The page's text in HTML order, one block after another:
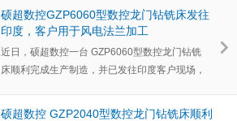
硕超数控GZP6060型数控龙门钻铣床发往
印度，客户用于风电法兰加工
近日，硕超数控一台 GZP6060型数控龙门钻铣
床顺利完成生产制造，并已发往印度客户现场，
硕超数控 GZP2040型数控龙门钻铣床顺利